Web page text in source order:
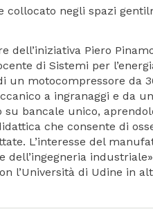
collocato negli spazi
dell’iniziativa Piero
di Sistemi per
un motocompressore da
a ingranaggi e da
bancale unico,
che consente di
L’interesse del
dell’ingegneria
l’Università di Udine in